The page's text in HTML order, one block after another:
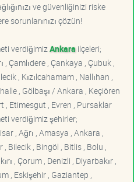
ve güvenliğinizi riske
sorunlarınızı çözün!
verdiğimiz Ankara ilçeleri;
Çamlıdere , Çankaya , Çubuk ,
, Kızılcahamam , Nallıhan ,
, Gölbaşı / Ankara , Keçiören
, Etimesgut , Evren , Pursaklar
verdiğimiz şehirler;
, Ağrı , Amasya , Ankara ,
Bilecik , Bingöl , Bitlis , Bolu ,
, Çorum , Denizli , Diyarbakır ,
, Eskişehir , Gaziantep ,